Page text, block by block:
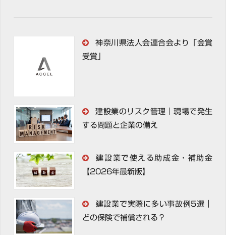
神奈川県法人会連合会より「金賞
受賞」
建設業のリスク管理｜現場で発生
する問題と企業の備え
建設業で使える助成金・補助金
【2026年最新版】
建設業で実際に多い事故例5選｜
どの保険で補償される？